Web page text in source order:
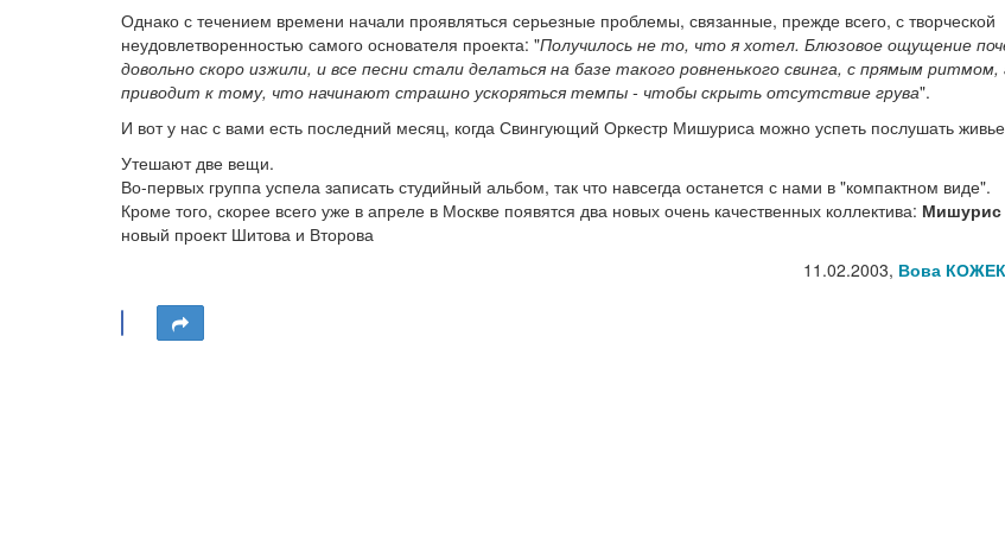
Однако с течением времени начали проявляться серьезные проблемы, связанные, прежде всего, с творческой
неудовлетворенностью самого основателя проекта: "Получилось не то, что я хотел. Блюзовое ощущение
довольно скоро изжили, и все песни стали делаться на базе такого ровненького свинга, с прямым ритмом,
приводит к тому, что начинают страшно ускоряться темпы - чтобы скрыть отсутствие грува".
И вот у нас с вами есть последний месяц, когда Свингующий Оркестр Мишуриса можно успеть послушать
Утешают две вещи.
Во-первых группа успела записать студийный альбом, так что навсегда останется с нами в "компактном виде".
Кроме того, скорее всего уже в апреле в Москве появятся два новых очень качественных коллектива: Мишурис
новый проект Шитова и Второва
11.02.2003, Вова